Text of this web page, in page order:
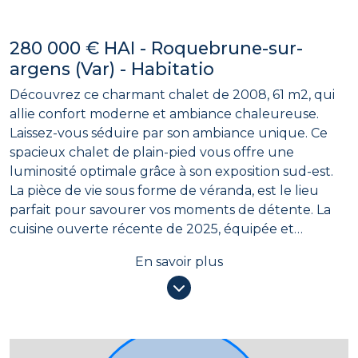
280 000 € HAI - Roquebrune-sur-
argens (Var) - Habitatio
Découvrez ce charmant chalet de 2008, 61 m2, qui
allie confort moderne et ambiance chaleureuse.
Laissez-vous séduire par son ambiance unique. Ce
spacieux chalet de plain-pied vous offre une
luminosité optimale grâce à son exposition sud-est.
La pièce de vie sous forme de véranda, est le lieu
parfait pour savourer vos moments de détente. La
cuisine ouverte récente de 2025, équipée et
de vos amis, tandis que le poêle à bois crée une
atmosphère chaleureuse lors des soirées d'hiver.
salle d'eau et un wc indépendant, ce bien convient
En savoir plus